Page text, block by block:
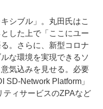
シブル」。丸田氏はこ
した上で「ここにユー
。さらに、新型コロナ
な環境を実現できるソ
気込みを見せる。必要
SD-Network Platform」
ィサービスのZPAなど